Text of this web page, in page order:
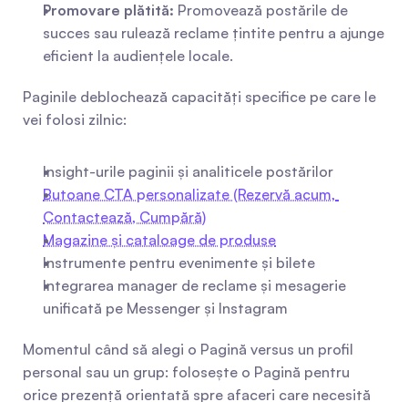
Promovare plătită: Promovează postările de
succes sau rulează reclame țintite pentru a ajunge
eficient la audiențele locale.
Paginile deblochează capacități specifice pe care le
vei folosi zilnic:
Insight-urile paginii și analiticele postărilor
Butoane CTA personalizate (Rezervă acum,
Contactează, Cumpără)
Magazine și cataloage de produse
Instrumente pentru evenimente și bilete
Integrarea manager de reclame și mesagerie
unificată pe Messenger și Instagram
Momentul când să alegi o Pagină versus un profil
personal sau un grup: folosește o Pagină pentru
orice prezență orientată spre afaceri care necesită